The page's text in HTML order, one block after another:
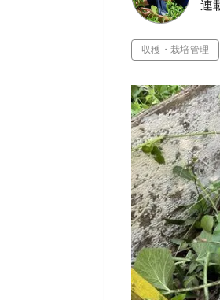
連
収穫・栽培管理